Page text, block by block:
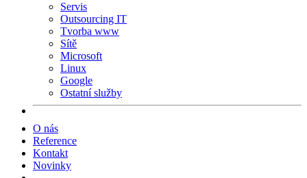
Servis
Outsourcing IT
Tvorba www
Sítě
Microsoft
Linux
Google
Ostatní služby
O nás
Reference
Kontakt
Novinky